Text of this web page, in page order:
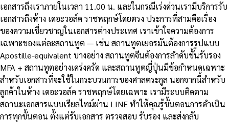
เอกสารถึงเราภายในเวลา 11.00 น. และในกรณีเร่งด่วนเรามีบริการรับ
เอกสารถึงห้าง เดอะวอล์ค ราชพฤกษ์โดยตรง ประการที่สามคือเรื่อง
ของความเชี่ยวชาญในเอกสารต่างประเทศ เราเข้าใจความต้องการ
เฉพาะของแต่ละสถานทูต — เช่น สถานทูตเยอรมันต้องการรูปแบบ
Apostille-equivalent บางอย่าง สถานทูตจีนต้องการลำดับขั้นรับรอง
MFA + สถานทูตอย่างเคร่งครัด และสถานทูตญี่ปุ่นมีข้อกำหนดเฉพาะ
สำหรับเอกสารที่จะใช้ในกระบวนการของศาลตระกูล นอกจากนี้สำหรับ
ลูกค้าในห้าง เดอะวอล์ค ราชพฤกษ์โดยเฉพาะ เรามีระบบติดตาม
สถานะเอกสารแบบเรียลไทม์ผ่าน LINE ทำให้คุณรู้ขั้นตอนการดำเนิน
การทุกขั้นตอน ตั้งแต่รับเอกสาร ตรวจสอบ รับรอง และส่งกลับ